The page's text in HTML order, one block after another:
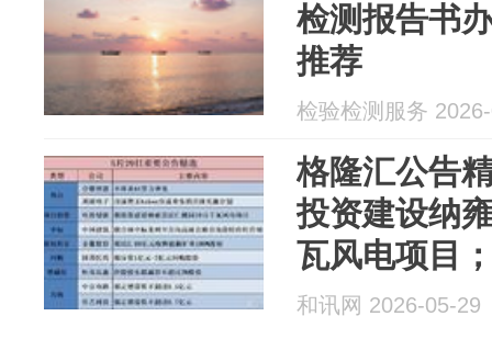
检测报告书
推荐
检验检测服务
格隆汇公告
投资建设纳
瓦风电项目
AI算力业务
和讯网 2026-05-29